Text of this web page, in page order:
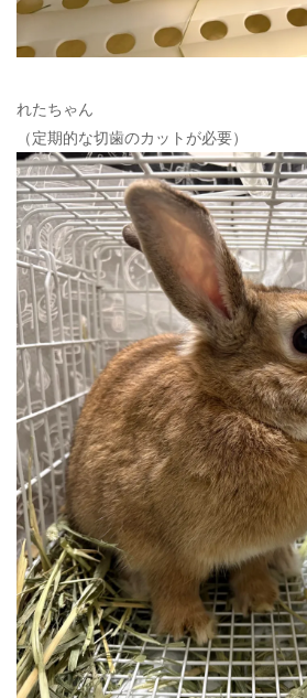
れたちゃん
（定期的な切歯のカットが必要）